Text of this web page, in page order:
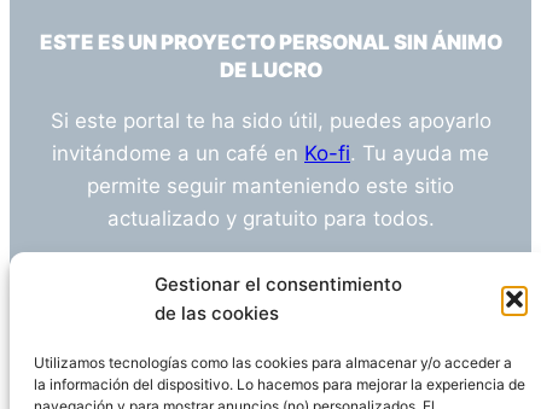
Gestionar el consentimiento
de las cookies
Utilizamos tecnologías como las cookies para almacenar y/o acceder a
la información del dispositivo. Lo hacemos para mejorar la experiencia de
ESTE ES UN PROYECTO PERSONAL SIN ÁNIMO
DE LUCRO
Si este portal te ha sido útil, puedes apoyarlo
invitándome a un café en Ko-fi. Tu ayuda me
permite seguir manteniendo este sitio
actualizado y gratuito para todos.
¿Tienes alguna duda o sugerencia? Escríbeme
info@empleosanitarioinvestigacion.es